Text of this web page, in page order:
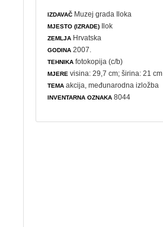
IZDAVAČ Muzej grada Iloka
MJESTO (IZRADE) Ilok
ZEMLJA Hrvatska
GODINA 2007.
TEHNIKA fotokopija (c/b)
MJERE visina: 29,7 cm; širina: 21 cm
TEMA akcija ,međunarodna izložba
INVENTARNA OZNAKA 8044